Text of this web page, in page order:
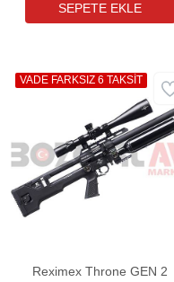
Reximex Throne GEN 2
VADE FARKSIZ 6 TAKSİT